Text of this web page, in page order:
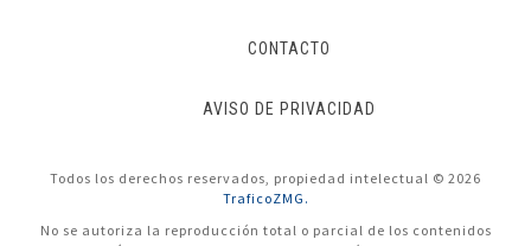
CONTACTO
AVISO DE PRIVACIDAD
Todos los derechos reservados, propiedad intelectual © 2026
TraficoZMG.
No se autoriza la reproducción total o parcial de los contenidos